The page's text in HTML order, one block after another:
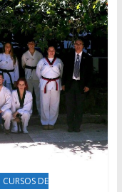
CURSOS DE